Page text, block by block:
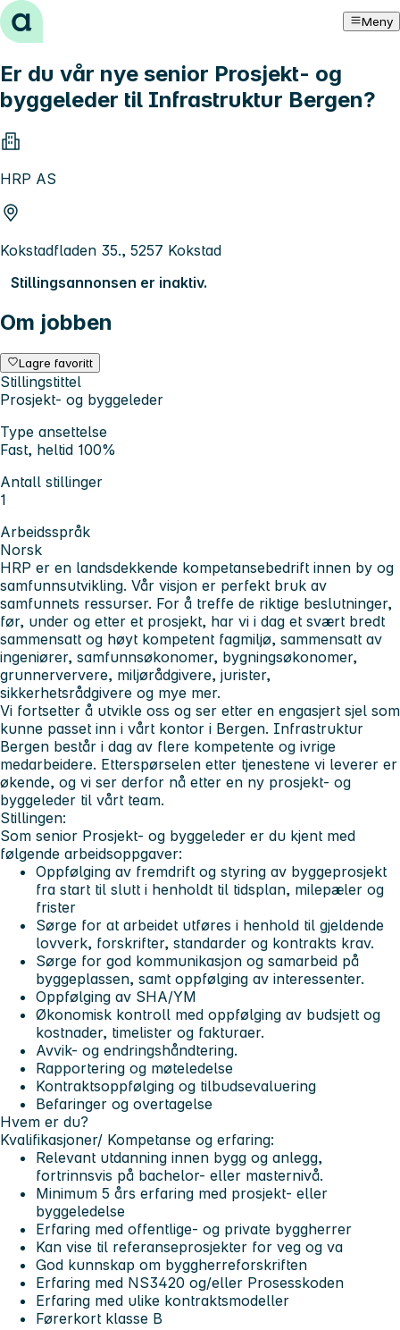
Hopp til innhold Meny
Er du vår nye senior Prosjekt- og
byggeleder til Infrastruktur Bergen?
HRP AS
Kokstadfladen 35., 5257 Kokstad
Stillingsannonsen er inaktiv.
Om jobben
Lagre favoritt
Stillingstittel
Prosjekt- og byggeleder
Type ansettelse
Fast, heltid 100%
Antall stillinger
1
Arbeidsspråk
Norsk
HRP er en landsdekkende kompetansebedrift innen by og
samfunnsutvikling. Vår visjon er perfekt bruk av
samfunnets ressurser. For å treffe de riktige beslutninger,
før, under og etter et prosjekt, har vi i dag et svært bredt
sammensatt og høyt kompetent fagmiljø, sammensatt av
ingeniører, samfunnsøkonomer, bygningsøkonomer,
grunnerververe, miljørådgivere, jurister,
sikkerhetsrådgivere og mye mer.
Vi fortsetter å utvikle oss og ser etter en engasjert sjel som
kunne passet inn i vårt kontor i Bergen. Infrastruktur
Bergen består i dag av flere kompetente og ivrige
medarbeidere. Etterspørselen etter tjenestene vi leverer er
økende, og vi ser derfor nå etter en ny prosjekt- og
byggeleder til vårt team.
Stillingen:
Som senior Prosjekt- og byggeleder er du kjent med
følgende arbeidsoppgaver:
Oppfølging av fremdrift og styring av byggeprosjekt
fra start til slutt i henholdt til tidsplan, milepæler og
frister
Sørge for at arbeidet utføres i henhold til gjeldende
lovverk, forskrifter, standarder og kontrakts krav.
Sørge for god kommunikasjon og samarbeid på
byggeplassen, samt oppfølging av interessenter.
Oppfølging av SHA/YM
Økonomisk kontroll med oppfølging av budsjett og
kostnader, timelister og fakturaer.
Avvik- og endringshåndtering.
Rapportering og møteledelse
Kontraktsoppfølging og tilbudsevaluering
Befaringer og overtagelse
Hvem er du?
Kvalifikasjoner/ Kompetanse og erfaring:
Relevant utdanning innen bygg og anlegg,
fortrinnsvis på bachelor- eller masternivå.
Minimum 5 års erfaring med prosjekt- eller
byggeledelse
Erfaring med offentlige- og private byggherrer
Kan vise til referanseprosjekter for veg og va
God kunnskap om byggherreforskriften
Erfaring med NS3420 og/eller Prosesskoden
Erfaring med ulike kontraktsmodeller
Førerkort klasse B